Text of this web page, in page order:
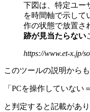
下図は、特定ユー
を時間軸で示して
作の状態で放置さ
跡が見当たらない
https://www.et-x.jp/
このツールの説明から
「PCを操作していない
と判定すると記載があり